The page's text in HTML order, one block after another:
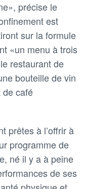
précise le
est
sur la formule
«un menu à trois
restaurant de
bouteille de vin
de café
prêtes à l’offrir à
programme de
né il y a à peine
de ses